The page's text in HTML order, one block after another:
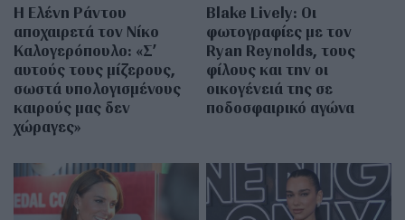
Η Ελένη Ράντου
αποχαιρετά τον Νίκο
Καλογερόπουλο: «Σ’
αυτούς τους μίζερους,
σωστά υπολογισμένους
καιρούς μας δεν
χώραγες»
Blake Lively: Οι
φωτογραφίες με τον
Ryan Reynolds, τους
φίλους και την οι
οικογένειά της σε
ποδοσφαιρικό αγώνα